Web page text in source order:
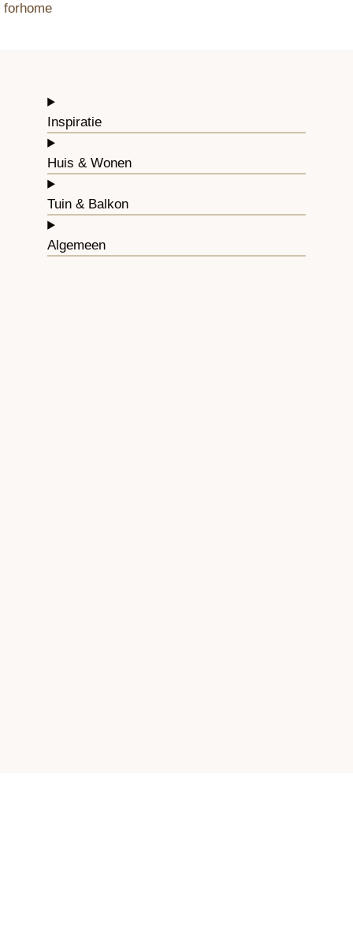
forhome
Inspiratie
Huis & Wonen
Tuin & Balkon
Algemeen